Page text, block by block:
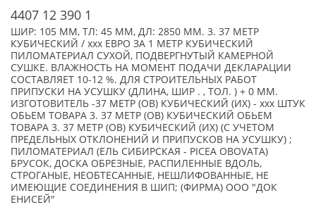
4407 12 390 1
ШИР: 105 ММ, ТЛ: 45 ММ, ДЛ: 2850 ММ. 3. 37 МЕТР
КУБИЧЕСКИЙ / xxx ЕВРО ЗА 1 МЕТР КУБИЧЕСКИЙ
ПИЛОМАТЕРИАЛ СУХОЙ, ПОДВЕРГНУТЫЙ КАМЕРНОЙ
СУШКЕ. ВЛАЖНОСТЬ НА МОМЕНТ ПОДАЧИ ДЕКЛАРАЦИИ
СОСТАВЛЯЕТ 10-12 %. ДЛЯ СТРОИТЕЛЬНЫХ РАБОТ
ПРИПУСКИ НА УСУШКУ (ДЛИНА, ШИР . , ТОЛ. ) + 0 ММ.
ИЗГОТОВИТЕЛЬ -37 МЕТР (ОВ) КУБИЧЕСКИЙ (ИХ) - xxx ШТУК
ОБЬЕМ ТОВАРА 3. 37 МЕТР (ОВ) КУБИЧЕСКИЙ ОБЬЕМ
ТОВАРА 3. 37 МЕТР (ОВ) КУБИЧЕСКИЙ (ИХ) (С УЧЕТОМ
ПРЕДЕЛЬНЫХ ОТКЛОНЕНИЙ И ПРИПУСКОВ НА УСУШКУ) ;
ПИЛОМАТЕРИАЛ (ЕЛЬ СИБИРСКАЯ - PICEA OBOVATA)
БРУСОК, ДОСКА ОБРЕЗНЫЕ, РАСПИЛЕННЫЕ ВДОЛЬ,
СТРОГАНЫЕ, НЕОБТЕСАННЫЕ, НЕШЛИФОВАННЫЕ, НЕ
ИМЕЮЩИЕ СОЕДИНЕНИЯ В ШИП; (ФИРМА) ООО "ДОК
ЕНИСЕЙ"